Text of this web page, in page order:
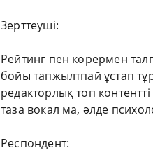
Зерттеуші:
Рейтинг пен көрермен
бойы тапжылтпай ұстап
редакторлық топ
таза вокал ма, әлде
Респондент: